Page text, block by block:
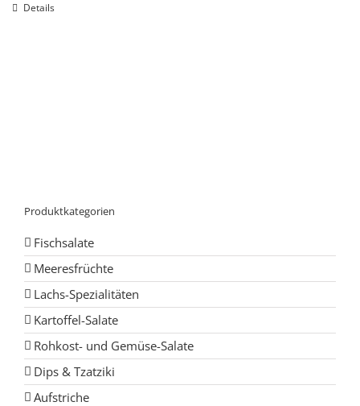
Details
Produktkategorien
Fischsalate
Meeresfrüchte
Lachs-Spezialitäten
Kartoffel-Salate
Rohkost- und Gemüse-Salate
Dips & Tzatziki
Aufstriche